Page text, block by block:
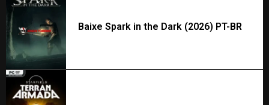
Baixe Spark in the Dark (2026) PT-BR